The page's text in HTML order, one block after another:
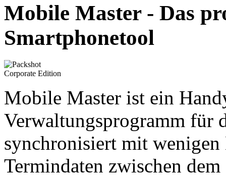
Mobile Master - Das
Smartphonetool
Mobile Master ist ein
Verwaltungsprogramm für
synchronisiert mit
Termindaten zwischen